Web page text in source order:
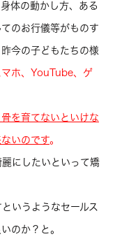
体の動かし方、ある
のお行儀等がものす
今の子どもたちの様
マホ、YouTube、 ゲ
を育てないといけな
いのです。
にしたいといって矯
いうようなセールス
のか？と。